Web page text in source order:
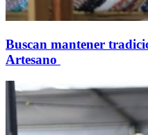
Buscan mantener
Artesano